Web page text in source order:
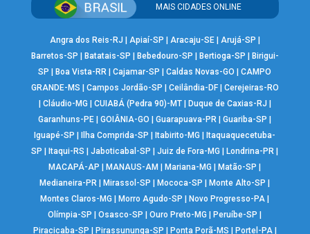
MAIS CIDADES ONLINE
Angra dos Reis-RJ Apiaí-SP Aracaju-SE| Arujá-SP
Barretos-SP
Batatais-SP Bebedouro-SP Bertioga-SP
Birigui-
SP
Boa Vista-RR |Cajamar-SP |Caldas Novas-GO |CAMPO
GRANDE-MS
Campos Jordão-SP Ceilândia-DF| Cerejeiras-RO
Cláudio-MG CUIABÁ (Pedra 90)-MT| Duque de Caxias-RJ
Garanhuns-PE |GOIÂNIA-GO |Guarapuava-PR |Guariba-SP
Iguapé-SP
Ilha Comprida-SP Itabirito-MG
Itaquaquecetuba-
SP
Itaqui-RS |Jaboticabal-SP |Juiz de Fora-MG Londrina-PR
MACAPÁ-AP
MANAUS-AM Mariana-MG Matão-SP
Medianeira-PR
Mirassol-SP Mococa-SP Monte Alto-SP
Montes Claros-MG
Morro Agudo-SP Novo Progresso-PA
Olímpia-SP
|Osasco-SP |Ouro Preto-MG Peruíbe-SP
Piracicaba-SP
Pirassununga-SP Ponta Porã-MS Portel-PA|